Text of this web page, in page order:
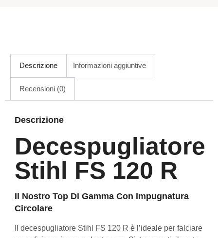
Descrizione Informazioni aggiuntive
Recensioni (0)
Descrizione
Decespugliatore
Stihl FS 120 R
Il Nostro Top Di Gamma Con Impugnatura
Circolare
Il decespugliatore Stihl FS 120 R è l’ideale per falciare